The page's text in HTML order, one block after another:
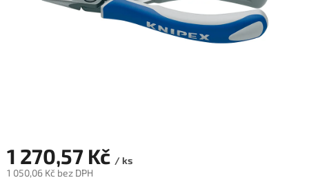
1 270,57 Kč / ks
1 050,06 Kč bez DPH